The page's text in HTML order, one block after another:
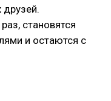
друзей.
становятся
и остаются с